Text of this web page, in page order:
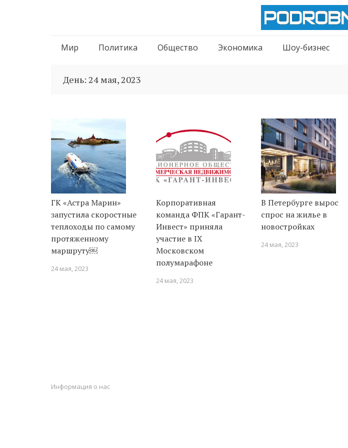
Перейти
содержимому
Мир Политика Общество Экономика Шоу-бизнес
День: 24 мая, 2023
ГК «Астра Марин»
запустила скоростные
теплоходы по самому
протяженному
маршруту￼
24 мая, 2023
Корпоративная
команда ФПК «Гарант-
Инвест» приняла
участие в IX
Московском
полумарафоне
24 мая, 2023
В Петербурге вырос
спрос на жилье в
новостройках
24 мая, 2023
Информация о нас